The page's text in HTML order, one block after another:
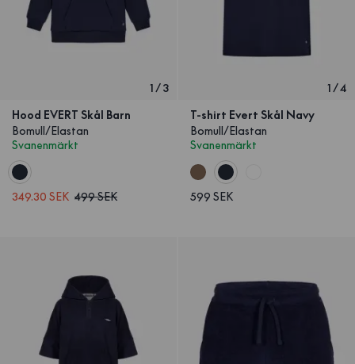
1/3
Hood EVERT Skål Barn
Bomull/Elastan
Svanenmärkt
349.30 SEK 499 SEK
1/4
T-shirt Evert Skål Navy
Bomull/Elastan
Svanenmärkt
599 SEK